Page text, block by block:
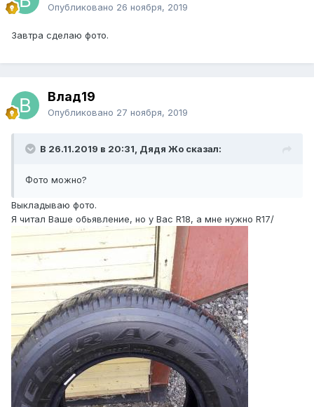
Опубликовано 26 ноября, 2019
Завтра сделаю фото.
Влад19
Опубликовано 27 ноября, 2019
В 26.11.2019 в 20:31, Дядя Жо сказал:
Фото можно?
Выкладываю фото.
Я читал Ваше обьявление, но у Вас R18, а мне нужно R17/